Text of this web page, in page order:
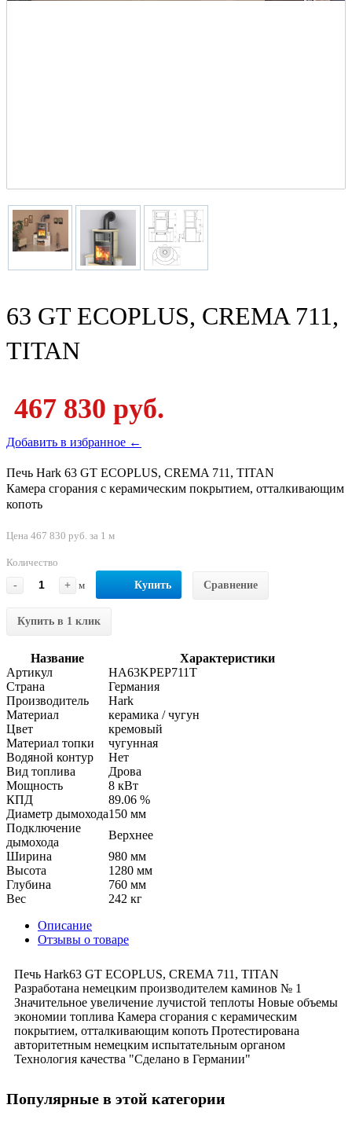
63 GT ECOPLUS, CREMA 711,
TITAN
467 830 руб.
Добавить в избранное ←
Печь Hark 63 GT ECOPLUS, CREMA 711, TITAN
Камера сгорания с керамическим покрытием, отталкивающим
копоть
Цена 467 830 руб. за 1 м
Количество
-
+ м Купить Сравнение
Купить в 1 клик
Название
Характеристики
Артикул
HA63KPEP711T
Страна
Германия
Производитель
Hark
Материал
керамика / чугун
Цвет
кремовый
Материал топки
чугунная
Водяной контур
Нет
Вид топлива
Дрова
Мощность
8 кВт
КПД
89.06 %
Диаметр дымохода150 мм
Подключение
дымохода
Верхнее
Ширина
980 мм
Высота
1280 мм
Глубина
760 мм
Вес
242 кг
Описание
Отзывы о товаре
Печь Hark63 GT ECOPLUS, CREMA 711, TITAN
Разработана немецким производителем каминов № 1
Значительное увеличение лучистой теплоты Новые объемы
экономии топлива Камера сгорания с керамическим
покрытием, отталкивающим копоть Протестирована
авторитетным немецким испытательным органом
Технология качества "Сделано в Германии"
Популярные в этой категории